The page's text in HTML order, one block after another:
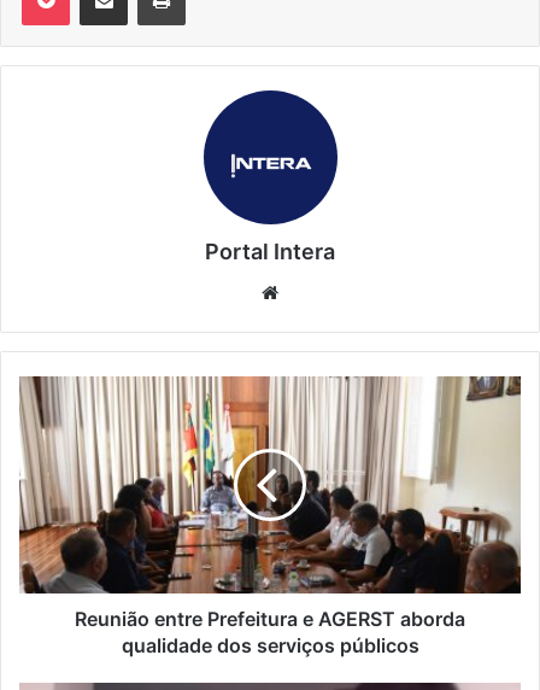
Portal Intera
Reunião entre Prefeitura e AGERST aborda
qualidade dos serviços públicos